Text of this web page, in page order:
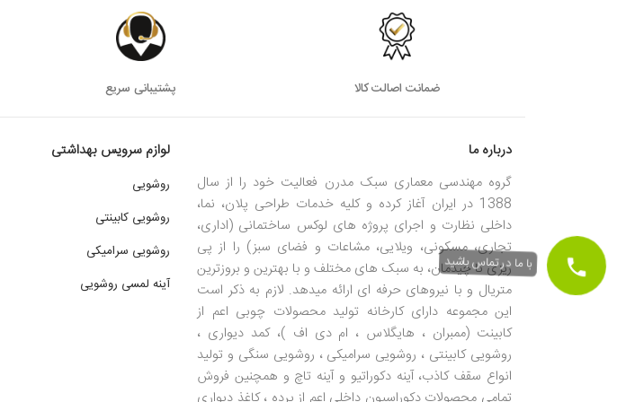
ضمانت اصالت کالا پشتیبانی سریع
درباره ما
گروه مهندسی معماری سبک مدرن فعالیت خود را از سال
1388 در ایران آغاز کرده و کلیه خدمات طراحی پلان، نما،
داخلی نظارت و اجرای پروژه های لوکس ساختمانی (اداری،
تجاری، مسکونی، ویلایی، مشاعات و فضای سبز) را از پی
ریزی تا چیدمان، به سبک های مختلف و با بهترین و بروزترین
متریال و با نیروهای حرفه ای ارائه میدهد. لازم به ذکر است
این مجموعه دارای کارخانه تولید محصولات چوبی اعم از
کابینت (ممبران ، هایگلاس ، ام دی اف )، کمد دیواری ،
روشویی کابینتی ، روشویی سرامیکی ، روشویی سنگی و تولید
انواع سقف کاذب، آینه دکوراتیو و آینه تاچ و همچنین فروش
لوازم سرویس بهداشتی
روشویی
روشویی کابینتی
روشویی سرامیکی
آینه لمسی روشویی
با ما در تماس باشید